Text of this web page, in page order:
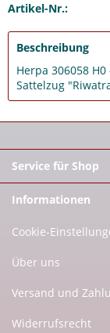
Artikel-Nr.:
Beschreibung
Herpa 306058 H0
Sattelzug
Service für Shop
Informationen
Cookie-
Über uns
Versand und
Widerrufsrecht